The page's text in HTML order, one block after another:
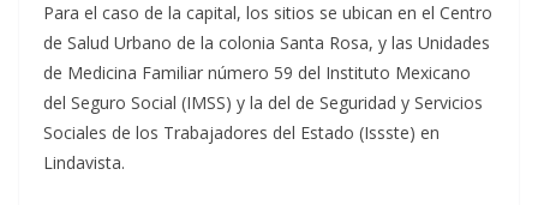
Para el caso de la capital, los sitios se ubican en el Centro
de Salud Urbano de la colonia Santa Rosa, y las Unidades
de Medicina Familiar número 59 del Instituto Mexicano
del Seguro Social (IMSS) y la del de Seguridad y Servicios
Sociales de los Trabajadores del Estado (Issste) en
Lindavista.